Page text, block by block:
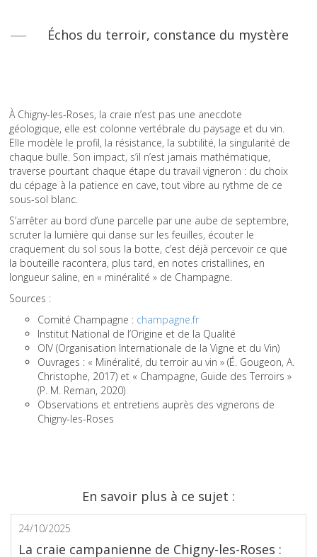
Échos du terroir, constance du mystère
À Chigny-les-Roses, la craie n’est pas une anecdote
géologique, elle est colonne vertébrale du paysage et du vin.
Elle modèle le profil, la résistance, la subtilité, la singularité de
chaque bulle. Son impact, s’il n’est jamais mathématique,
traverse pourtant chaque étape du travail vigneron : du choix
du cépage à la patience en cave, tout vibre au rythme de ce
sous-sol blanc.
S’arrêter au bord d’une parcelle par une aube de septembre,
scruter la lumière qui danse sur les feuilles, écouter le
craquement du sol sous la botte, c’est déjà percevoir ce que
la bouteille racontera, plus tard, en notes cristallines, en
longueur saline, en « minéralité » de Champagne.
Sources :
Comité Champagne : champagne.fr
Institut National de l’Origine et de la Qualité
OIV (Organisation Internationale de la Vigne et du Vin)
Ouvrages : « Minéralité, du terroir au vin » (É. Gougeon, A.
Christophe, 2017) et « Champagne, Guide des Terroirs »
(P. M. Reman, 2020)
Observations et entretiens auprès des vignerons de
Chigny-les-Roses
En savoir plus à ce sujet :
24/10/2025
La craie campanienne de Chigny-les-Roses :